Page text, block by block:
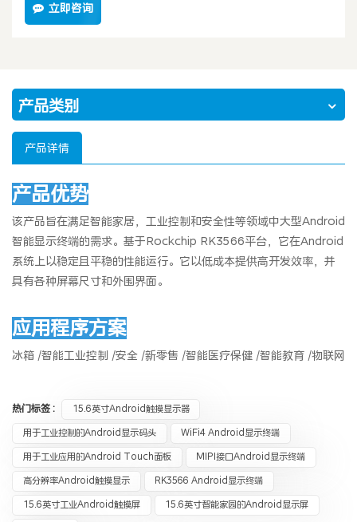
立即咨询
产品类别
产品详情
产品优势
该产品旨在满足智能家居，工业控制和安全性等领域中大型Android
智能显示终端的需求。基于Rockchip RK3566平台，它在Android
系统上以稳定且平稳的性能运行。它以低成本提供高开发效率，并
具有各种屏幕尺寸和外围界面。
应用程序方案
冰箱 /智能工业控制 /安全 /新零售 /智能医疗保健 /智能教育 /物联网
热门标签 : 15.6英寸Android触摸显示器
用于工业控制的Android显示码头 WiFi4 Android显示终端
用于工业应用的Android Touch面板 MIPI接口Android显示终端
高分辨率Android触摸显示 RK3566 Android显示终端
15.6英寸工业Android触摸屏 15.6英寸智能家园的Android显示屏